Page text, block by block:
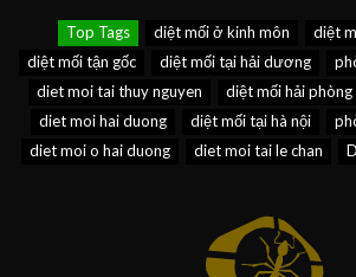
Top Tags diệt mối ở kinh môn
diệt
diệt mối tận gốc
diệt mối tại hải dương
diet moi tai thuy nguyen
diệt mối hải phòng
diet moi hai duong
diệt mối tại hà nội
diet moi o hai duong
diet moi tai le chan